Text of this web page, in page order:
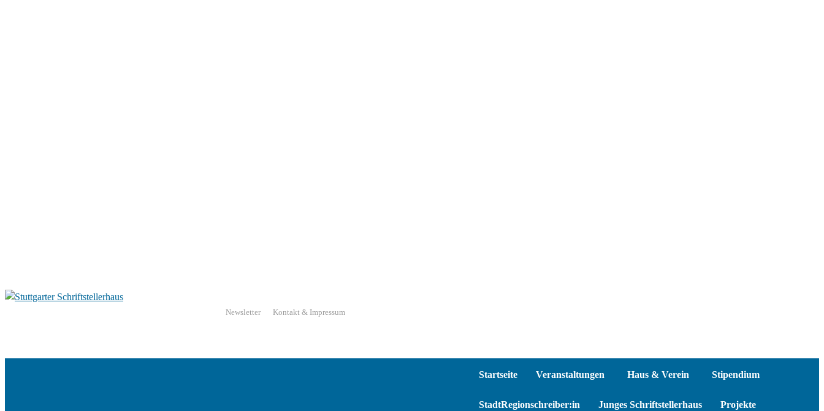
Newsletter Kontakt & Impressum
Startseite Veranstaltungen Haus & Verein Stipendium
StadtRegionschreiber:in Junges Schriftstellerhaus Projekte